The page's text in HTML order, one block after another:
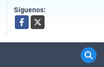
Síguenos:
Facebook
X